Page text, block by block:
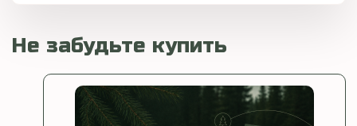
Не забудьте купить